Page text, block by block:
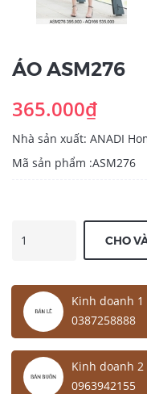
ÁO ASM276
365.000₫
Nhà sản xuất: ANADI
Mã sản phẩm :ASM276
CHO
Kinh doanh 1
0387258888
Kinh doanh 2
0963942155